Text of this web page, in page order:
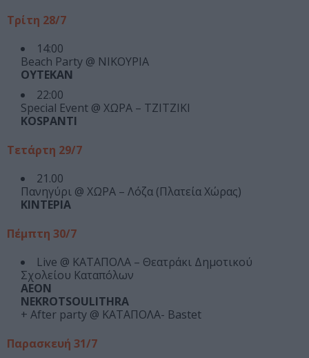
Τρίτη 28/7
14:00
Beach Party @ ΝΙΚΟΥΡΙΑ
ΟΥΤΕΚΑΝ
22:00
Special Event @ ΧΩΡΑ – TZITZIKI
KOSPANTI
Τετάρτη 29/7
21.00
Πανηγύρι @ ΧΩΡΑ – Λόζα (Πλατεία Χώρας)
ΚΙΝΤΕΡΙΑ
Πέμπτη 30/7
Live @ ΚΑΤΑΠΟΛΑ – Θεατράκι Δημοτικού
Σχολείου Καταπόλων
ΑΕΟΝ
NΕΚROTSOULITHRA
+ After party @ ΚΑΤΑΠΟΛΑ- Bastet
Παρασκευή 31/7